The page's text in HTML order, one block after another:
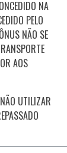
NA
PELO
NÃO SE
AOS
UTILIZAR